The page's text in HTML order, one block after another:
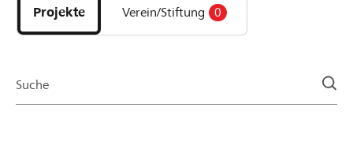
und
Organisationen
Projekte Verein/Stiftung 0
Suche